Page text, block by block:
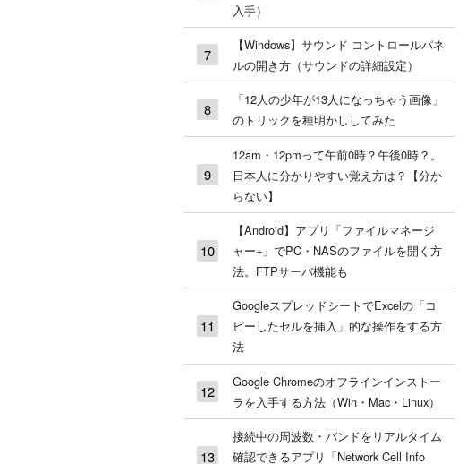
入手）
【Windows】サウンド コントロールパネ
ルの開き方（サウンドの詳細設定）
「12人の少年が13人になっちゃう画像」
のトリックを種明かししてみた
12am・12pmって午前0時？午後0時？。
日本人に分かりやすい覚え方は？【分か
らない】
【Android】アプリ「ファイルマネージ
ャー+」でPC・NASのファイルを開く方
法。FTPサーバ機能も
GoogleスプレッドシートでExcelの「コ
ピーしたセルを挿入」的な操作をする方
法
Google Chromeのオフラインインストー
ラを入手する方法（Win・Mac・Linux）
接続中の周波数・バンドをリアルタイム
確認できるアプリ「Network Cell Info